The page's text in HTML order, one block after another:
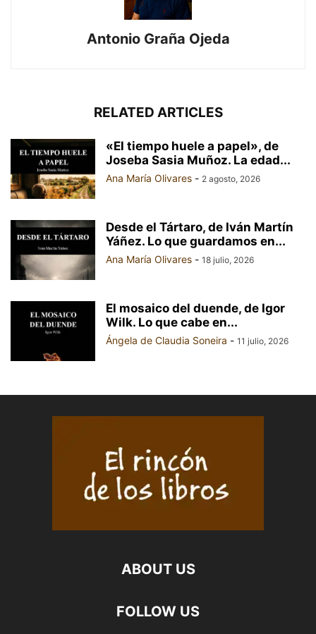
Antonio Graña Ojeda
RELATED ARTICLES
«El tiempo huele a papel», de
Joseba Sasia Muñoz. La edad...
Ana María Olivares - 2 agosto, 2026
Desde el Tártaro, de Iván Martín
Yáñez. Lo que guardamos en...
Ana María Olivares - 18 julio, 2026
El mosaico del duende, de Igor
Wilk. Lo que cabe en...
Ángela de Claudia Soneira - 11 julio, 2026
ABOUT US
FOLLOW US